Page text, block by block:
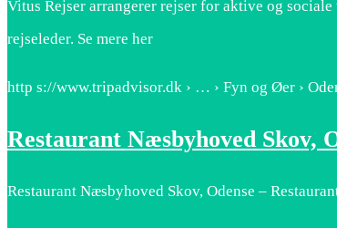
Vitus Rejser arrangerer rejser for aktive og
rejseleder. Se mere her
http s://www.tripadvisor.dk › … › Fyn og Øer ›
Restaurant Næsbyhoved Skov,
Restaurant Næsbyhoved Skov, Odense –